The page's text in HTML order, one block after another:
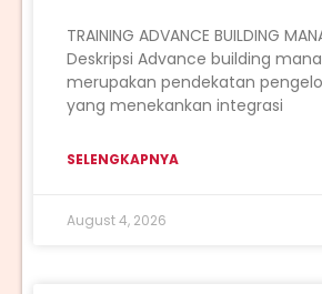
TRAINING ADVANCE BUILDING
Deskripsi Advance building
merupakan pendekatan
yang menekankan integrasi
SELENGKAPNYA
August 4, 2026